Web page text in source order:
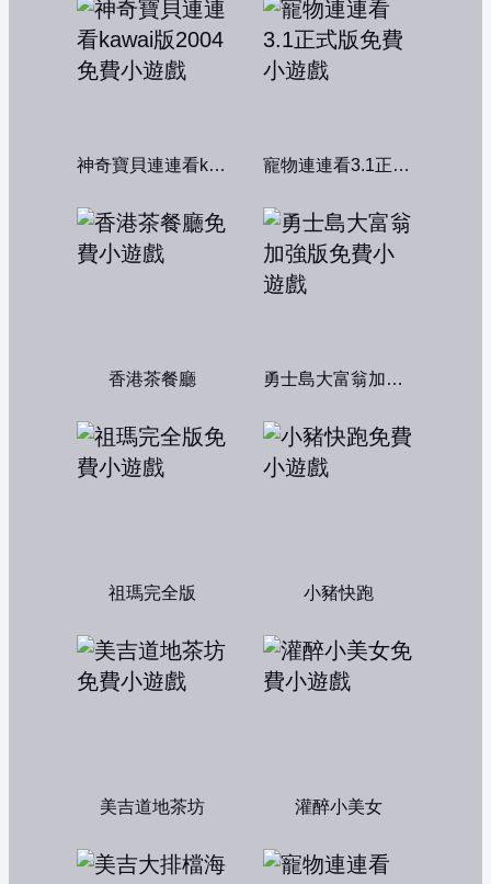
神奇寶貝連連看kawai版2004 寵物連連看3.1正式版
香港茶餐廳 勇士島大富翁加強版
祖瑪完全版 小豬快跑
美吉道地茶坊 灌醉小美女